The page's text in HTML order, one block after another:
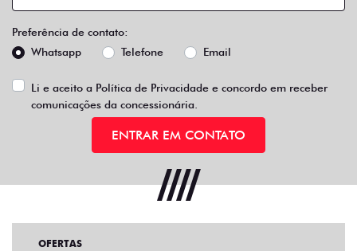
Preferência de contato:
Whatsapp
Telefone Email
Li e aceito a Política de Privacidade e concordo em receber
comunicações da concessionária.
ENTRAR EM CONTATO
OFERTAS